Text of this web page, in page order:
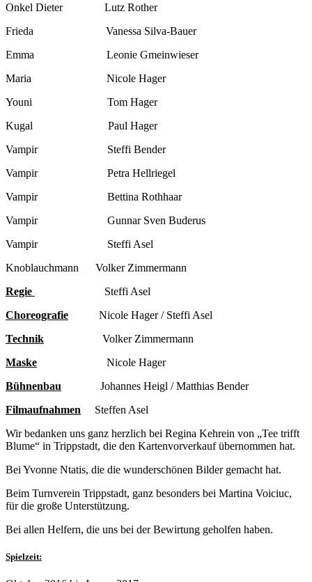
Onkel Dieter Lutz Rother
Frieda Vanessa Silva-Bauer
Emma Leonie Gmeinwieser
Maria Nicole Hager
Youni Tom Hager
Kugal Paul Hager
Vampir Steffi Bender
Vampir Petra Hellriegel
Vampir Bettina Rothhaar
Vampir Gunnar Sven Buderus
Vampir Steffi Asel
Knoblauchmann Volker Zimmermann
Regie
Steffi Asel
Choreografie Nicole Hager / Steffi Asel
Technik Volker Zimmermann
Maske Nicole Hager
Bühnenbau Johannes Heigl / Matthias Bender
Filmaufnahmen Steffen Asel
Wir bedanken uns ganz herzlich bei Regina Kehrein von „Tee trifft
Blume“ in Trippstadt, die den Kartenvorverkauf übernommen hat.
Bei Yvonne Ntatis, die die wunderschönen Bilder gemacht hat.
Beim Turnverein Trippstadt, ganz besonders bei Martina Voiciuc,
für die große Unterstützung.
Bei allen Helfern, die uns bei der Bewirtung geholfen haben.
Spielzeit: